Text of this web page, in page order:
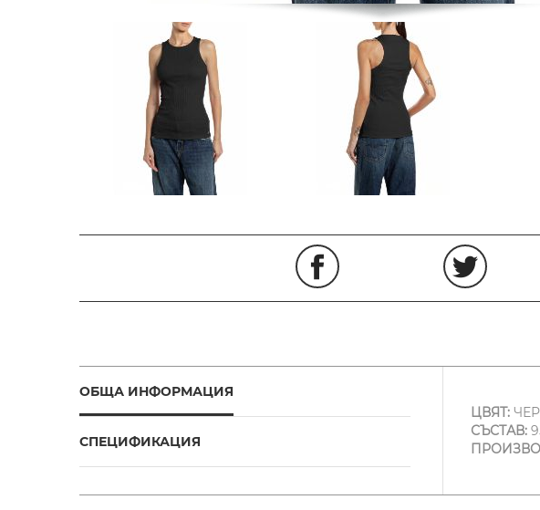
ОБЩА ИНФОРМАЦИЯ
СПЕЦИФИКАЦИЯ
ЦВЯТ:
СЪСТАВ: